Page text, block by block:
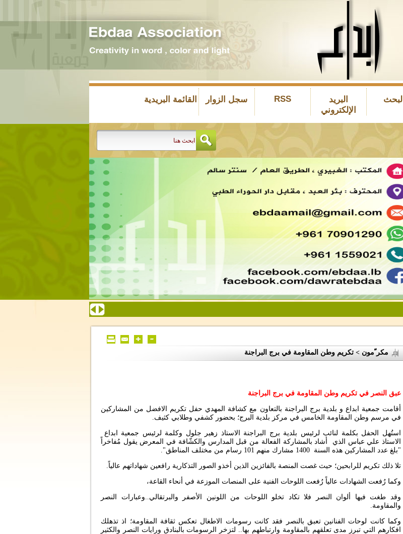
البحث
البريد
الإلكتروني
RSS سجل الزوار القائمة البريدية
مكر ّمون > تكريم وطن المقاومة في برج البراجنة
عبق النصر في تكريم وطن المقاومة في برج البراجنة
أقامت جمعية ابداع و بلدية برج البراجنة بالتعاون مع كشافة المهدي حفل تكريم الافضل من المشاركين
في مرسم وطن المقاومة الخامس في مركز بلدية البرج؛ بحضور كشفي وطلابي كثيف.
استُهل الحفل بكلمة لنائب لرئيس بلدية برج البراجنة الاستاذ زهير جلول وكلمة لرئيس جمعية ابداع
الاستاذ علي عباس الذي أشاد بالمشاركة الفعالة من قبل المدارس والكشّافة في المعرض يقول مُفاخراً
"بلغ عدد المشاركين هذه السنة 1400 مشارك منهم 101 رسام من مختلف المناطق".
تلا ذلك تكريم للرابحين؛ حيث غصت المنصة بالفائزين الذين أخذو الصور التذكارية رافعين شهاداتهم عالياً.
وكما رُفعت الشهادات عالياً رُفعت اللوحات الفنية على المنصات الموزعة في أنحاء القاعة،
وقد طغت فيها ألوان النصر فلا تكاد تخلو اللوحات من اللونين الأصفر والبرتقالي..وعبارات النصر
والمقاومة.
وكما كانت لوحات الفنانين تعبق بالنصر فقد كانت رسومات الاطغال تعكس ثقافة المقاومة؛ اذ تذهلك
افكارهم التي تبرز مدى تعلقهم بالمقاومة وارتباطهم بها.. لتزخر الرسومات بالبنادق ورايات النصر والكثير